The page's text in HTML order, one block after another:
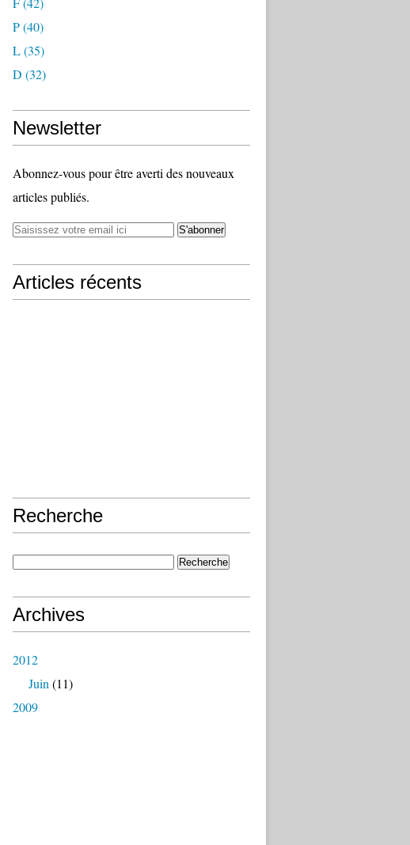
P(40)
L(35)
D (32)
Newsletter
Abonnez-vous pour être averti des nouveaux
articles publiés.
Articles récents
Recherche
Archives
2012
Juin (11)
2009